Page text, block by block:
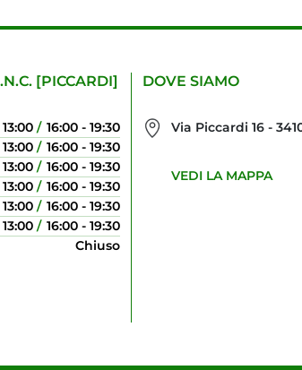
[PICCARDI]
16:00 - 19:30
16:00 - 19:30
16:00 - 19:30
16:00 - 19:30
16:00 - 19:30
16:00 - 19:30
Chiuso
DOVE SIAMO
Via Piccardi 16 -
VEDI LA MAPPA